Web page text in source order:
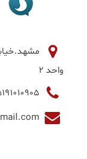
واحد 2